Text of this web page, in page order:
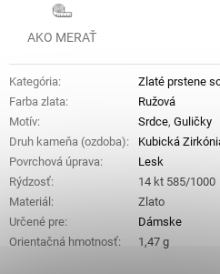
AKO MERAŤ
Kategória:
Zlaté prstene
Farba zlata:
Ružová
Motív: Srdce, Guličky
Druh kameňa (ozdoba):
Kubická
Povrchová úprava:
Lesk
Rýdzosť:
14 kt 585/1000
Materiál :
Zlato
Určené pre:
Dámske
Orientačná hmotnosť: 1,47 g